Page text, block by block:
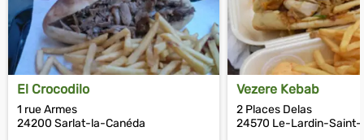
El Crocodilo
1 rue Armes
24200 Sarlat-la-Canéda
Vezere Kebab
2 Places Delas
24570 Le-Lardin-Saint-